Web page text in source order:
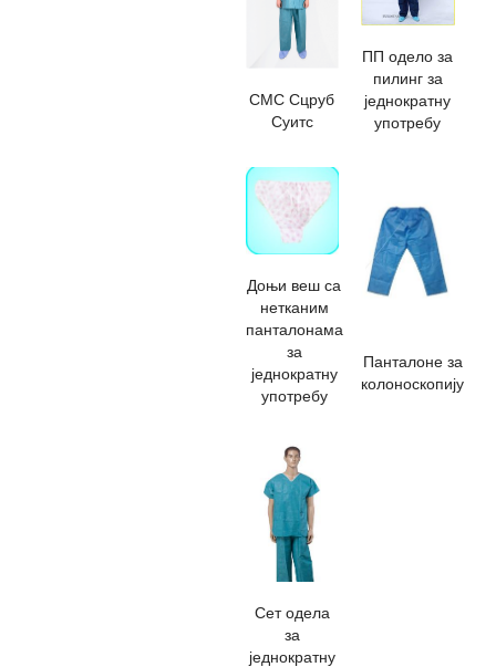
СМС Сцруб
Суитс
ПП одело за
пилинг за
једнократну
употребу
Доњи веш са
нетканим
панталонама
за
једнократну
употребу
Панталоне за
колоноскопију
Сет одела
за
једнократну